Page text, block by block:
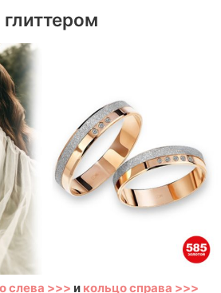
слева >>> и кольцо справа >>>